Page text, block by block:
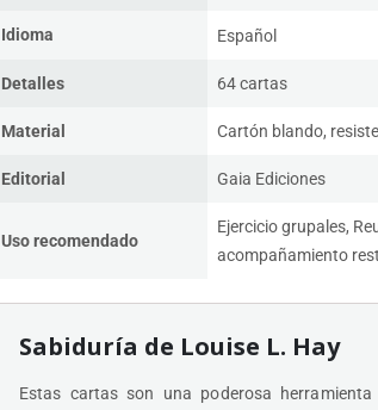
Idioma Español
Detalles 64 cartas
Material Cartón blando,
Editorial Gaia Ediciones
Uso recomendado
Ejercicio grupales,
acompañamiento
Sabiduría de Louise L. Hay
Estas cartas son una poderosa